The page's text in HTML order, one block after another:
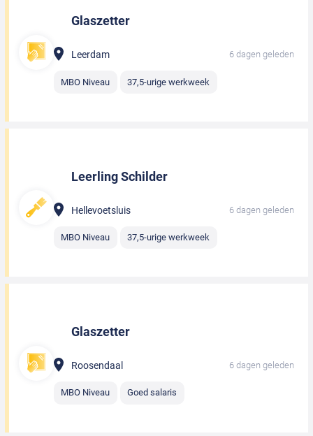
Glaszetter
Leerdam 6 dagen geleden
MBO Niveau 37,5-urige werkweek
Leerling Schilder
Hellevoetsluis 6 dagen geleden
MBO Niveau 37,5-urige werkweek
Glaszetter
Roosendaal 6 dagen geleden
MBO Niveau Goed salaris